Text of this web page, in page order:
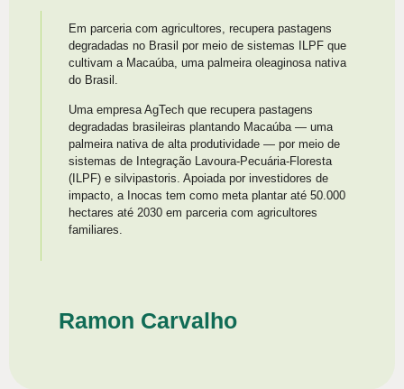
Em parceria com agricultores, recupera pastagens
degradadas no Brasil por meio de sistemas ILPF que
cultivam a Macaúba, uma palmeira oleaginosa nativa
do Brasil.
Uma empresa AgTech que recupera pastagens
degradadas brasileiras plantando Macaúba — uma
palmeira nativa de alta produtividade — por meio de
sistemas de Integração Lavoura-Pecuária-Floresta
(ILPF) e silvipastoris. Apoiada por investidores de
impacto, a Inocas tem como meta plantar até 50.000
hectares até 2030 em parceria com agricultores
familiares.
Ramon Carvalho